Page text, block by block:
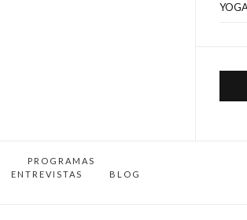
PROGRAMAS
ENTREVISTAS
BLOG